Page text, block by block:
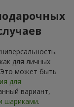
для личных
Это может быть
для
вариант,
шариками.